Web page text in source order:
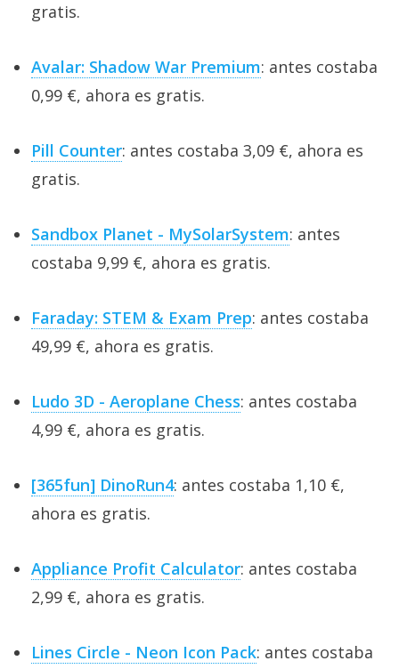
gratis.
Avalar: Shadow War Premium: antes costaba
0,99 €, ahora es gratis.
Pill Counter: antes costaba 3,09 €, ahora es
gratis.
Sandbox Planet - MySolarSystem: antes
costaba 9,99 €, ahora es gratis.
Faraday: STEM & Exam Prep: antes costaba
49,99 €, ahora es gratis.
Ludo 3D - Aeroplane Chess: antes costaba
4,99 €, ahora es gratis.
[365fun] DinoRun4: antes costaba 1,10 €,
ahora es gratis.
Appliance Profit Calculator: antes costaba
2,99 €, ahora es gratis.
Lines Circle - Neon Icon Pack: antes costaba